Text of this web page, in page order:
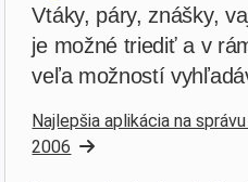
D. V ·Malta
starstarstarstarstar
Päťhviezdičkové hodnotenie
pred 3 týždňami
Vtáky, páry, znášky,
je možné triediť a v
veľa možností
Najlepšia aplikácia na
2006